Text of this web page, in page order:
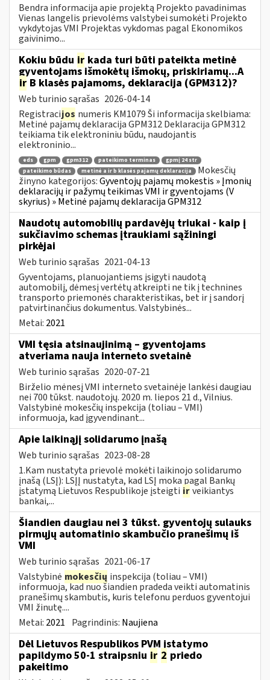
Bendra informacija apie projektą Projekto pavadinimas
Vienas langelis prievolėms valstybei sumokėti Projekto
vykdytojas VMI Projektas vykdomas pagal Ekonomikos
gaivinimo...
Kokiu būdu ir kada turi būti pateikta metinė
gyventojams išmokėtų išmokų, priskiriamų...A
ir B klasės pajamoms, deklaracija (GPM312)?
Web turinio sąrašas 2026-04-14
Registracijos numeris KM1079 Ši informacija skelbiama:
Metinė pajamų deklaracija GPM312 Deklaracija GPM312
teikiama tik elektroniniu būdu, naudojantis
elektroninio...
eds gpm gpm312 pateikimo terminas
gpmį 24 str
pateikimo būdas
metinė a ir b klasės pajamų deklaracija
Mokesčių
žinyno kategorijos:Gyventojų pajamų mokestis » Įmonių
deklaracijų ir pažymų teikimas VMI ir gyventojams (V
skyrius) » Metinė pajamų deklaracija GPM312
Naudotų automobilių pardavėjų triukai - kaip į
sukčiavimo schemas įtraukiami sąžiningi
pirkėjai
Web turinio sąrašas 2021-04-13
Gyventojams, planuojantiems įsigyti naudotą
automobilį, dėmesį vertėtų atkreipti ne tik į technines
transporto priemonės charakteristikas, bet ir į sandorį
patvirtinančius dokumentus. Valstybinės...
Metai: 2021
VMI tęsia atsinaujinimą – gyventojams
atveriama nauja interneto svetainė
Web turinio sąrašas 2020-07-21
Birželio mėnesį VMI interneto svetainėje lankėsi daugiau
nei 700 tūkst. naudotojų. 2020 m. liepos 21 d., Vilnius.
Valstybinė mokesčių inspekcija (toliau – VMI)
informuoja, kad įgyvendinant...
Apie laikinąjį solidarumo įnašą
Web turinio sąrašas 2023-08-28
1.Kam nustatyta prievolė mokėti laikinojo solidarumo
įnašą (LSĮ): LSĮĮ nustatyta, kad LSĮ moka pagal Bankų
įstatymą Lietuvos Respublikoje įsteigti irveikiantys
bankai,...
Šiandien daugiau nei 3 tūkst. gyventojų sulauks
pirmųjų automatinio skambučio pranešimų iš
VMI
Web turinio sąrašas 2021-06-17
Valstybinė mokesčių inspekcija (toliau – VMI)
informuoja, kad nuo šiandien pradeda veikti automatinis
pranešimų skambutis, kuris telefonu perduos gyventojui
VMI žinutę....
Metai: 2021 Pagrindinis: Naujiena
Dėl Lietuvos Respublikos PVM įstatymo
papildymo 50-1 straipsniu ir 2 priedo
pakeitimo